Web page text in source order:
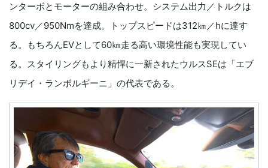
ンターボとモーターの組み合わせ。システム出力／トルクは
800cv／950Nmを達成。トップスピードは312㎞／hに達す
る。もちろんEVとして60㎞走る高い環境性能も実現してい
る。スタイリングもより精悍に一新されたウルスSEは「エブ
リデイ・ランボルギーニ」の代表である。